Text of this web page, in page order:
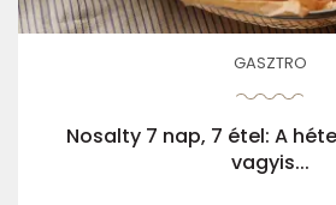
GASZTRO
Nosalty 7 nap, 7 étel: A
vagyis...